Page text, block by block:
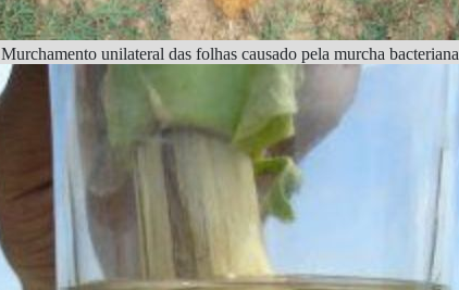
Murchamento unilateral das folhas causado pela murcha bacteriana